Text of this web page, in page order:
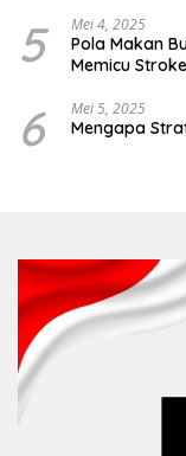
5 Mei 4, 2025
Pola Makan
Memicu Stroke
6 Mei 5, 2025
Mengapa